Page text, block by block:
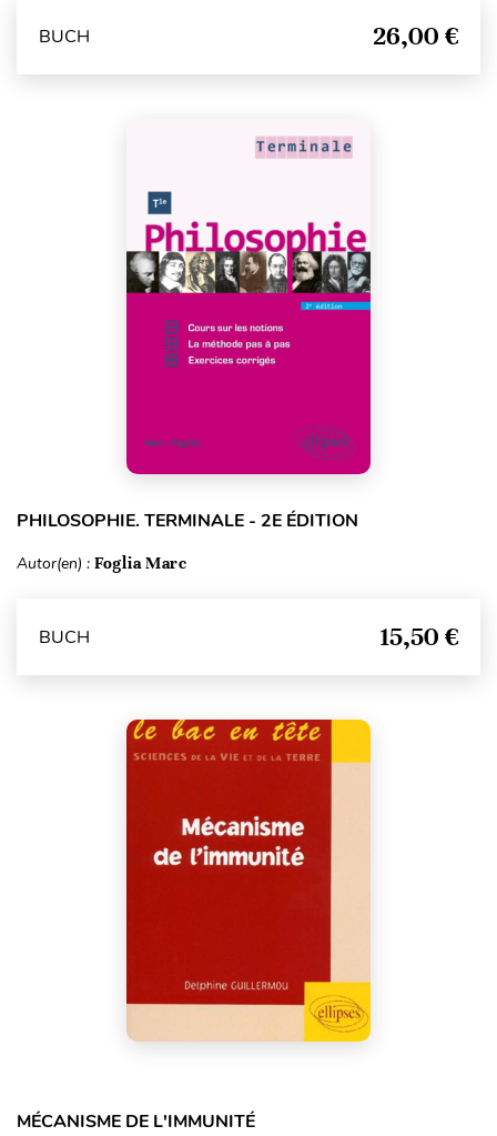
BUCH 26,00 €
PHILOSOPHIE. TERMINALE - 2E ÉDITION
Autor(en) : Foglia Marc
BUCH 15,50 €
MÉCANISME DE L'IMMUNITÉ